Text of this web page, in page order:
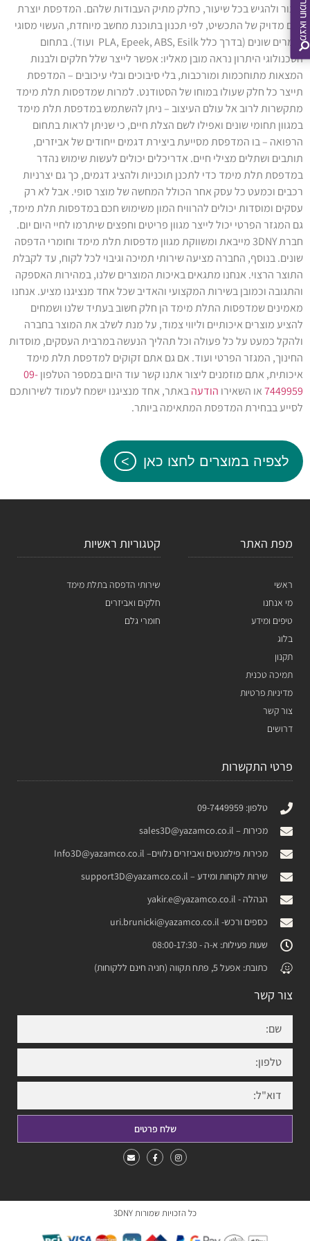
ליצור ולהגיש בכל שיעור, כחלק מתיק העבודות שלהם. המדפסת יוצרת
דגם מדויק של התכשיט, לפי תכנון בתוכנת מחשב מיוחדת, העשוי מסוגי
חומרים שונים (בדרך כלל PLA, Epeek, ABS, Esilk ועוד). בתחום
הטכנולוגי היתרון נראה מובן מאליו: אפשר לייצר שלל חלקים ולבנות
המצאות מתוחכמות ומורכבות, בלי סיבוכים ובלי עיכובים – המדפסת
תייצר כל חלק שעולו במוחו של הסטודנט. למרות שמדפסות תלת מימד
מתקשרות לרוב אל עולם העיצוב – ניתן להשתמש במדפסת תלת מימד
במגוון תחומי שונים ואפילו לשם הצלת חיים, כי שניתן לראות בתחום
הרפואה – בו המדפסת מסייעת ביצירת דגמים ייחודים של אביזרים,
תותבים ושתלים מצילי חיים. אדריכלים יכולים לעשות שימוש נהדר
במדפסת תלת מימד כדי לתכנן תוכניות ולהציג דגמים, כך גם יצרניות
רכבים וכמעט כל עסק אחר הכולל המחשה של מוצר סופי. אבל לא רק
עסקים ומוסדות יכולים להרוויח המון משימוש חכם במדפסות תלת מימד,
גם המגזר הפרטי יכול לייצר מגוון פריטים וחפצים שיתרמו לחיי היום יום.
חברת 3DNY מייבאת ומשווקת מגוון מדפסות תלת מימד וחומרי הדפסה
שונים. בנוסף, החברה מציעה שירותי תמיכה וגיבוי לכל לקוח, עד לקבלת
התוצר הרצוי. אנחנו מתגאים באיכות המוצרים שלנו, במהירות האספקה
והתגובה וכמובן בשירות המקצועי והאדיב שכל אחד מנציגנו מציע. אנחנו
מאמינים שמדפסות התלת מימד הן חלק חשוב בעתיד שלנו ושמחים
להציע מוצרים איכותיים וליווי צמוד, על מנת לשלב את המוצר בחברה
ולהקל כמעט על כל פעולה וכל תהליך הנעשה במרבית העסקים, מוסדות
החינוך, המגזר הפרטי ועוד. אם גם אתם זקוקים למדפסת תלת מימד
איכותית, אתם מוזמנים ליצור אתנו קשר עוד היום במספר הטלפון09-
7449959או השאירו הודעהבאתר, אחד מנציגנו ישמח לעמוד לשירותכם
לסייע בבחירת המדפסת המתאימה ביותר.
לצפיה במוצרים לחצו כאן
מפת האתר
ראשי
מי אנחנו
טיפים ומידע
בלוג
תקנון
תמיכה טכנית
מדיניות פרטיות
צור קשר
דרושים
קטגוריות ראשיות
שירותי הדפסה בתלת מימד
חלקים ואביזרים
חומרי גלם
פרטי התקשרות
טלפון: 09-7449959
מכירות – sales3D@yazamco.co.il
מכירות פילמנטים ואביזרים נלווים– Info3D@yazamco.co.il
שירות לקוחות ומידע – support3D@yazamco.co.il
הנהלה - yakir.e@yazamco.co.il
כספים ורכש- uri.brunicki@yazamco.co.il
שעות פעילות: א-ה - 08:00-17:30
כתובת: אפעל 5, פתח תקווה (חניה חינם ללקוחות)
צור קשר
שלח פרטים
כל הזכויות שמורות 3DNY